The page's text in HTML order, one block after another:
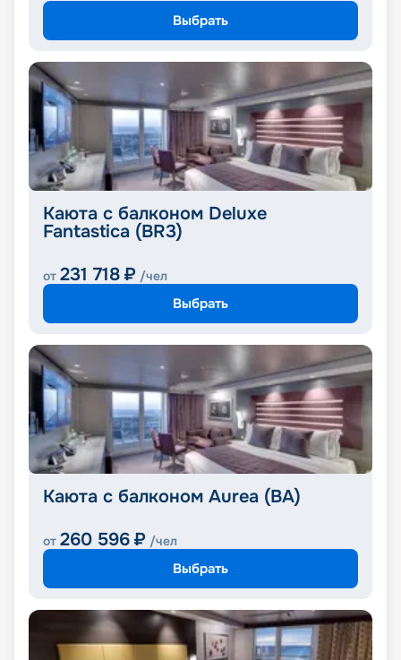
Выбрать
Каюта с балконом Deluxe
Fantastica (BR3)
от 231 718 ₽ /чел
Выбрать
Каюта с балконом Aurea (BA)
от 260 596 ₽ /чел
Выбрать